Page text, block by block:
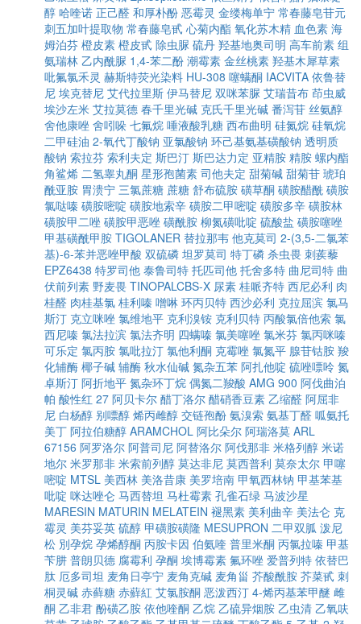
醇 哈喹诺 正己醛 和厚朴酚 恶霉灵 金缕梅单宁 常春藤皂苷元
刺五加叶提取物 常春藤皂甙 心菊内酯 氧化苏木精 血色素 海
姆泊芬 橙皮素 橙皮甙 除虫脲 硫丹 羟基地奥司明 高车前素 组
氨瑞林 乙内酰脲 1,4-苯二酚 潮霉素 金丝桃素 羟基木犀草素
吡氟氯禾灵 赫斯特荧光染料 HU-308 噻螨酮 IACVITA 依鲁替
尼 埃克替尼 艾代拉里斯 伊马替尼 双咪苯脲 艾瑞昔布 茚虫威
埃沙左米 艾拉莫德 春千里光碱 克氏千里光碱 番泻苷 丝氨醇
舍他康唑 舍吲哚 七氟烷 唾液酸乳糖 西布曲明 硅氮烷 硅氧烷
二甲硅油 2-氧代丁酸钠 亚氯酸钠 环己基氨基磺酸钠 透明质
酸钠 索拉芬 索利夫定 斯巴汀 斯巴达力定 亚精胺 精胺 螺内酯
角鲨烯 二氢睾丸酮 星形孢菌素 司他夫定 甜菊碱 甜菊苷 琥珀
酰亚胺 胃溃宁 三氯蔗糖 蔗糖 舒布硫胺 磺草酮 磺胺醋酰 磺胺
氯哒嗪 磺胺嘧啶 磺胺地索辛 磺胺二甲嘧啶 磺胺多辛 磺胺林
磺胺甲二唑 磺胺甲恶唑 磺酰胺 柳氮磺吡啶 硫酸盐 磺胺噻唑
甲基磺酰甲胺 TIGOLANER 替拉那韦 他克莫司 2-(3,5-二氯苯
基)-6-苯并恶唑甲酸 双硫磷 坦罗莫司 特丁磷 杀虫畏 刺蒺藜
EPZ6438 特罗司他 泰鲁司特 托匹司他 托舍多特 曲尼司特 曲
伏前列素 野麦畏 TINOPALCBS-X 尿素 桂哌齐特 西尼必利 肉
桂醛 肉桂基氯 桂利嗪 噌啉 环丙贝特 西沙必利 克拉屈滨 氯马
斯汀 克立咪唑 氯维地平 克利溴铵 克利贝特 丙酸氯倍他索 氯
西尼嗪 氯法拉滨 氯法齐明 四螨嗪 氯美噻唑 氯米芬 氯丙咪嗪
可乐定 氯丙胺 氯吡拉汀 氯他利酮 克霉唑 氯氮平 腺苷钴胺 羧
化辅酶 椰子碱 辅酶 秋水仙碱 氮杂五苯 阿扎他啶 硫唑嘌呤 氮
卓斯汀 阿折地平 氮杂环丁烷 偶氮二羧酸 AMG 900 阿伐曲泊
帕 酸性红 27 阿贝卡尔 醋丁洛尔 醋硝香豆素 乙缩醛 阿屈非
尼 白杨醇 别嘌醇 烯丙雌醇 交链孢酚 氨溴索 氨基丁醛 呱氨托
美丁 阿拉伯糖醇 ARAMCHOL 阿比朵尔 阿瑞洛莫 ARL
67156 阿罗洛尔 阿普司尼 阿替洛尔 阿伐那非 米格列醇 米诺
地尔 米罗那非 米索前列醇 莫达非尼 莫西普利 莫奈太尔 甲噻
嘧啶 MTSL 美西林 美洛昔康 美罗培南 甲氧西林钠 甲基苯基
吡啶 咪达唑仑 马西替坦 马杜霉素 孔雀石绿 马波沙星
MARESIN MATURIN MELATEIN 褪黑素 美利曲辛 美法仑 克
霉灵 美芬妥英 硫醇 甲磺胺磺隆 MESUPRON 二甲双胍 泼尼
松 別孕烷 孕烯醇酮 丙胺卡因 伯氨喹 普里米酮 丙氯拉嗪 甲基
苄肼 普朗贝德 腐霉利 孕酮 埃博霉素 氟环唑 爱普列特 依替巴
肽 厄多司坦 麦角日亭宁 麦角克碱 麦角甾 芥酸酰胺 芥菜甙 刺
桐灵碱 赤藓糖 赤蘚紅 艾氯胺酮 恶泼西汀 4-烯丙基苯甲醚 雌
酮 乙非君 酚磺乙胺 依他喹酮 乙烷 乙硫异烟胺 乙虫清 乙氧呋